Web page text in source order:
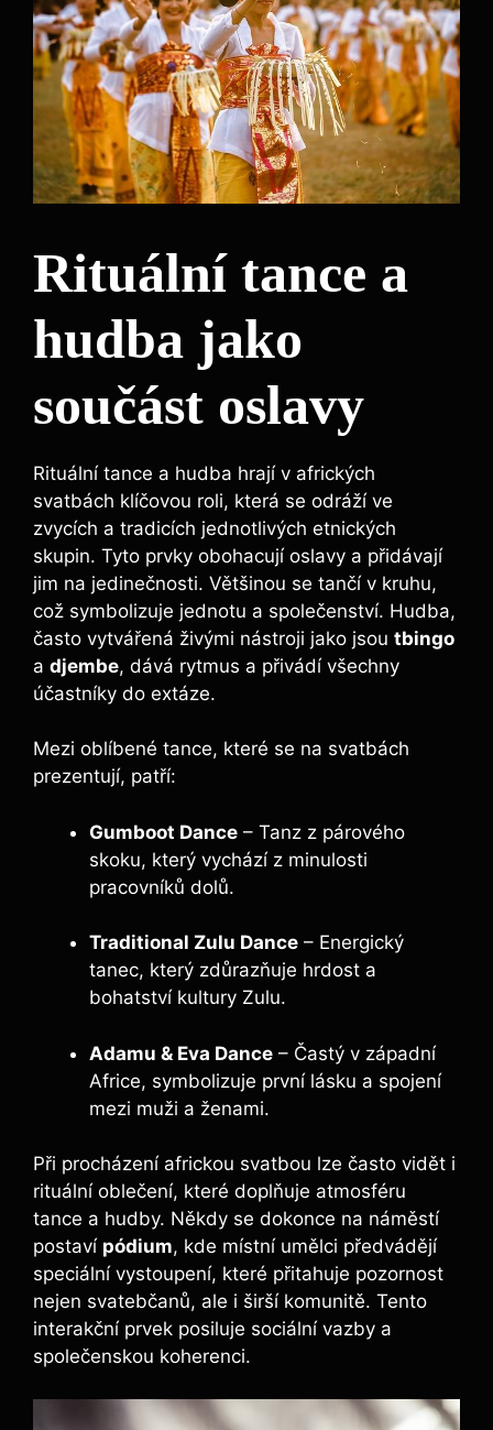
Rituální tance a
hudba jako
součást oslavy
Rituální tance a hudba hrají v afrických
svatbách klíčovou roli, která se odráží ve
zvycích a tradicích jednotlivých etnických
skupin. Tyto prvky obohacují oslavy a přidávají
jim na jedinečnosti. Většinou se tančí v kruhu,
což symbolizuje jednotu a společenství. Hudba,
často vytvářená živými nástroji jako jsou tbingo
a djembe, dává rytmus a přivádí všechny
účastníky do extáze.
Mezi oblíbené tance, které se na svatbách
prezentují, patří:
Gumboot Dance – Tanz z párového
skoku, který vychází z minulosti
pracovníků dolů.
Traditional Zulu Dance – Energický
tanec, který zdůrazňuje hrdost a
bohatství kultury Zulu.
Adamu & Eva Dance – Častý v západní
Africe, symbolizuje první lásku a spojení
mezi muži a ženami.
Při procházení africkou svatbou lze často vidět i
rituální oblečení, které doplňuje atmosféru
tance a hudby. Někdy se dokonce na náměstí
postaví pódium, kde místní umělci předvádějí
speciální vystoupení, které přitahuje pozornost
nejen svatebčanů, ale i širší komunitě. Tento
interakční prvek posiluje sociální vazby a
společenskou koherenci.